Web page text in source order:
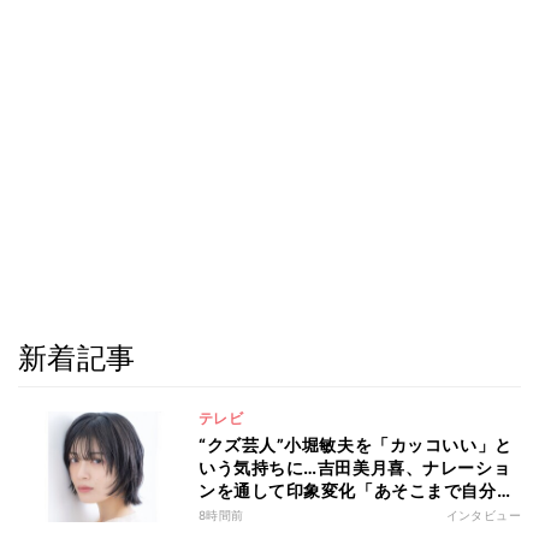
新着記事
テレビ
“クズ芸人”小堀敏夫を「カッコいい」と
いう気持ちに…吉田美月喜、ナレーショ
ンを通して印象変化「あそこまで自分に
正直に生きられる人は、なかなかいな
8時間前 インタビュー